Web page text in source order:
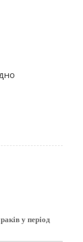
у період